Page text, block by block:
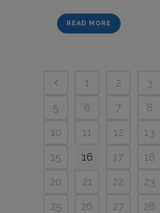
READ MORE
1 2 3
5
6 7 8
10
11 12 13
15
16 17 18
20
21 22 23
25
26 27 28